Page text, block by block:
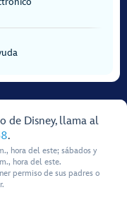
de Disney, llama al
.
hora del este; sábados y
hora del este.
permiso de sus padres o